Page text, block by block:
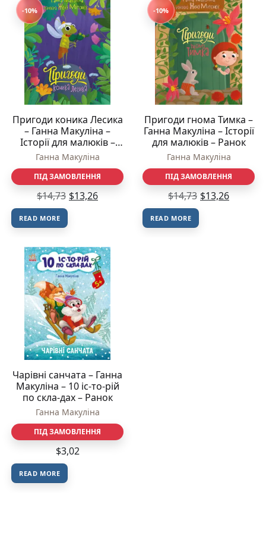
-10%
Пригоди коника Лесика
– Ганна Макуліна –
Історії для малюків –
Ранок
Ганна Макуліна
ПІД ЗАМОВЛЕННЯ
$14,73 $13,26
READ MORE
-10%
Пригоди гнома Тимка –
Ганна Макуліна – Історії
для малюків – Ранок
Ганна Макуліна
ПІД ЗАМОВЛЕННЯ
$14,73 $13,26
READ MORE
Чарівні санчата – Ганна
Макуліна – 10 іс-то-рій
по скла-дах – Ранок
Ганна Макуліна
ПІД ЗАМОВЛЕННЯ
$3,02
READ MORE